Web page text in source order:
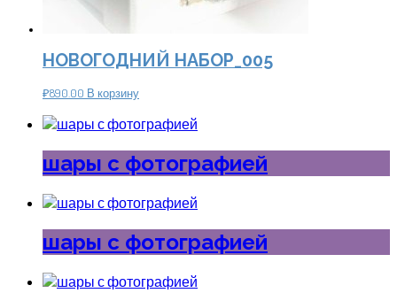
НОВОГОДНИЙ НАБОР_005
₽890.00 В корзину
шары с фотографией
шары с фотографией